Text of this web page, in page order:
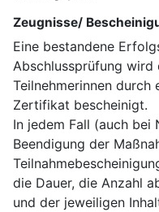
Zeugnisse/
Eine bestandene
Abschlussprüfung wird
Teilnehmerinnen durch
Zertifikat bescheinigt.
In jedem Fall (auch
Beendigung der
die Dauer, die Anzahl
und der jeweiligen